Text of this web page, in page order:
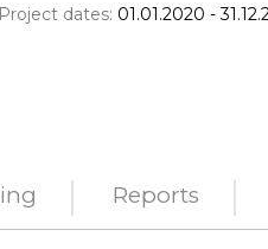
Project dates: 01.01.2020 -
Reports